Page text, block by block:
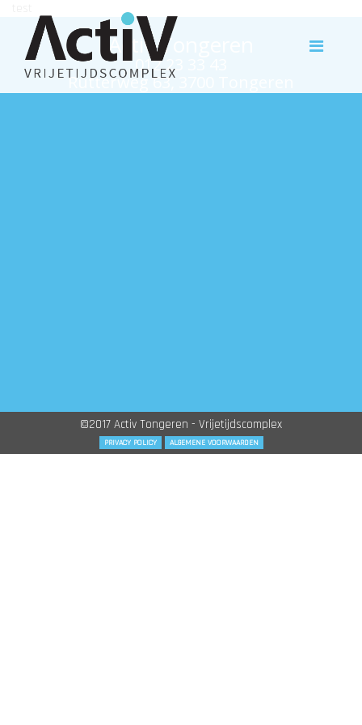
Activ Tongeren
012 23 33 43
Rutterweg 63, 3700 Tongeren
©2017 Activ Tongeren - Vrijetijdscomplex
PRIVACY POLICY ALGEMENE VOORWAARDEN